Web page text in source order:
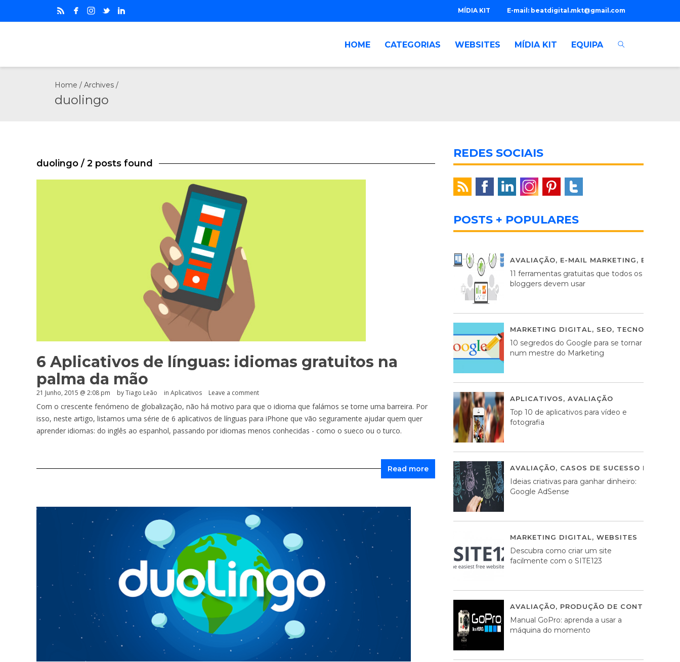
E-mail: beatdigital.mkt@gmail.com
MÍDIA KIT
HOME CATEGORIAS WEBSITES MÍDIA KIT EQUIPA
Home / Archives /
duolingo
duolingo / 2 posts found
6 Aplicativos de línguas: idiomas gratuitos na
palma da mão
21 Junho, 2015 @ 2:08 pm by Tiago Leão in Aplicativos Leave a comment
Com o crescente fenómeno de globalização, não há motivo para que o idioma que falámos se torne uma barreira. Por
isso, neste artigo, listamos uma série de 6 aplicativos de línguas para iPhone que vão seguramente ajudar quem quer
aprender idiomas: do inglês ao espanhol, passando por idiomas menos conhecidas - como o sueco ou o turco.
Read more
REDES SOCIAIS
POSTS + POPULARES
AVALIAÇÃO, E-MAIL MARKETING,
11 ferramentas gratuitas que todos os
bloggers devem usar
MARKETING DIGITAL, SEO, TECNOLOGIA
10 segredos do Google para se tornar
num mestre do Marketing
APLICATIVOS, AVALIAÇÃO
Top 10 de aplicativos para vídeo e
fotografia
AVALIAÇÃO, CASOS DE SUCESSO DE
Ideias criativas para ganhar dinheiro:
Google AdSense
MARKETING DIGITAL, WEBSITES
Descubra como criar um site
facilmente com o SITE123
AVALIAÇÃO, PRODUÇÃO DE CONTEÚDOS
Manual GoPro: aprenda a usar a
máquina do momento